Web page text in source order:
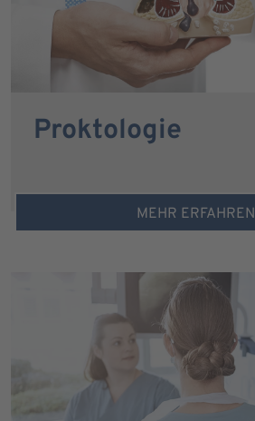
Proktologie
MEHR ERFAHREN